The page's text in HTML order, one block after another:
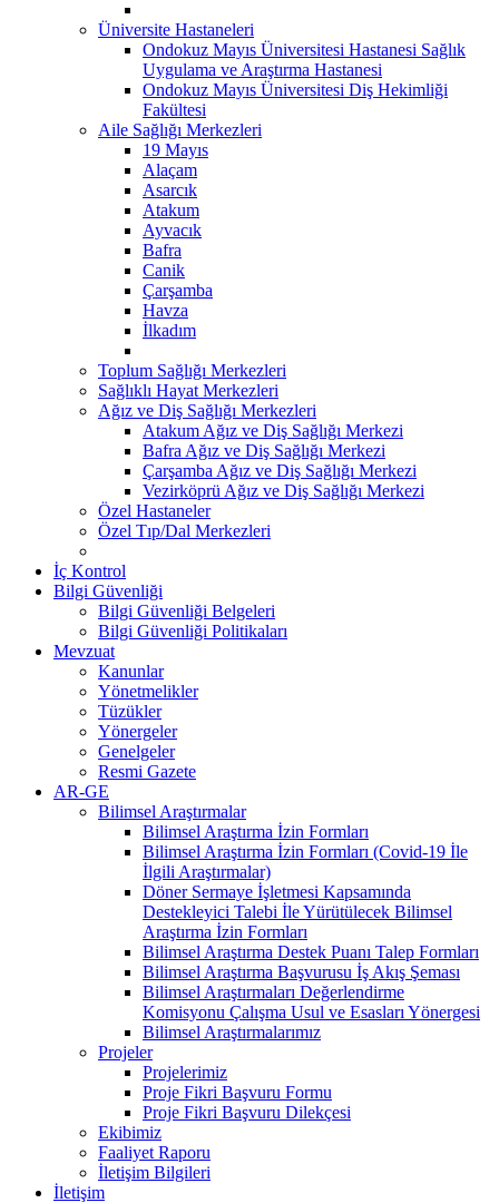
Üniversite Hastaneleri
Ondokuz Mayıs Üniversitesi Hastanesi Sağlık
Uygulama ve Araştırma Hastanesi
Ondokuz Mayıs Üniversitesi Diş Hekimliği
Fakültesi
Aile Sağlığı Merkezleri
19 Mayıs
Alaçam
Asarcık
Atakum
Ayvacık
Bafra
Canik
Çarşamba
Havza
İlkadım
Toplum Sağlığı Merkezleri
Sağlıklı Hayat Merkezleri
Ağız ve Diş Sağlığı Merkezleri
Atakum Ağız ve Diş Sağlığı Merkezi
Bafra Ağız ve Diş Sağlığı Merkezi
Çarşamba Ağız ve Diş Sağlığı Merkezi
Vezirköprü Ağız ve Diş Sağlığı Merkezi
Özel Hastaneler
Özel Tıp/Dal Merkezleri
İç Kontrol
Bilgi Güvenliği
Bilgi Güvenliği Belgeleri
Bilgi Güvenliği Politikaları
Mevzuat
Kanunlar
Yönetmelikler
Tüzükler
Yönergeler
Genelgeler
Resmi Gazete
AR-GE
Bilimsel Araştırmalar
Bilimsel Araştırma İzin Formları
Bilimsel Araştırma İzin Formları (Covid-19 İle
İlgili Araştırmalar)
Döner Sermaye İşletmesi Kapsamında
Destekleyici Talebi İle Yürütülecek Bilimsel
Araştırma İzin Formları
Bilimsel Araştırma Destek Puanı Talep Formları
Bilimsel Araştırma Başvurusu İş Akış Şeması
Bilimsel Araştırmaları Değerlendirme
Komisyonu Çalışma Usul ve Esasları Yönergesi
Bilimsel Araştırmalarımız
Projeler
Projelerimiz
Proje Fikri Başvuru Formu
Proje Fikri Başvuru Dilekçesi
Ekibimiz
Faaliyet Raporu
İletişim Bilgileri
İletişim